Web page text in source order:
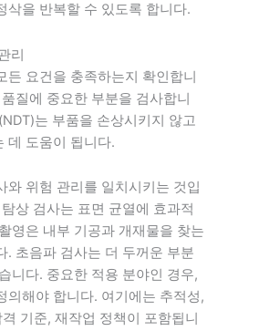
삭을 반복할 수 있도록 합니다.
리
든 요건을 충족하는지 확인합니
질에 중요한 부분을 검사합니
는 부품을 손상시키지 않고
데 도움이 됩니다.
와 위험 관리를 일치시키는 것입
상 검사는 표면 균열에 효과적
영은 내부 기공과 개재물을 찾는
. 초음파 검사는 더 두꺼운 부분
니다. 중요한 적용 분야인 경우,
의해야 합니다. 여기에는 추적성,
기준, 재작업 정책이 포함됩니